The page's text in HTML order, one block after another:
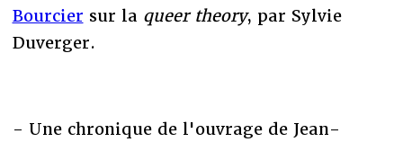
Bourcier sur la queer theory, par Sylvie
Duverger.
- Une chronique de l'ouvrage de Jean-